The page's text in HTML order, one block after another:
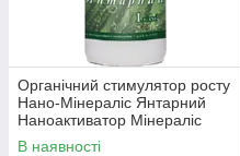
Органічний стимулятор росту
Нано-Мінераліс Янтарний
Наноактиватор Мінераліс
Україна 1 л
В наявності